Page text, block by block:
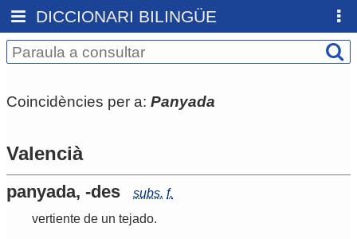
DICCIONARI BILINGÜE
Coincidències per a: Panyada
Valencià
panyada, -des subs. f.
vertiente de un tejado.